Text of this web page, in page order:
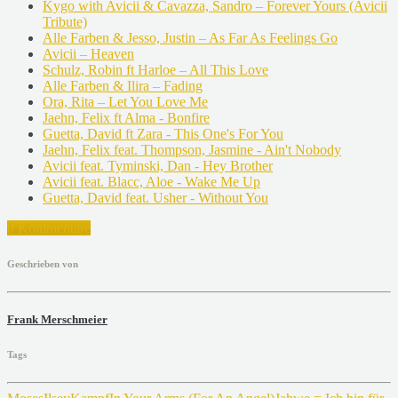
Kygo with Avicii & Cavazza, Sandro – Forever Yours (Avicii
Tribute)
Alle Farben & Jesso, Justin – As Far As Feelings Go
Avicii – Heaven
Schulz, Robin ft Harloe – All This Love
Alle Farben & Ilira – Fading
Ora, Rita – Let You Love Me
Jaehn, Felix ft Alma - Bonfire
Guetta, David ft Zara - This One's For You
Jaehn, Felix feat. Thompson, Jasmine - Ain't Nobody
Avicii feat. Tyminski, Dan - Hey Brother
Avicii feat. Blacc, Aloe - Wake Me Up
Guetta, David feat. Usher - Without You
Geschrieben von
Frank Merschmeier
Tags